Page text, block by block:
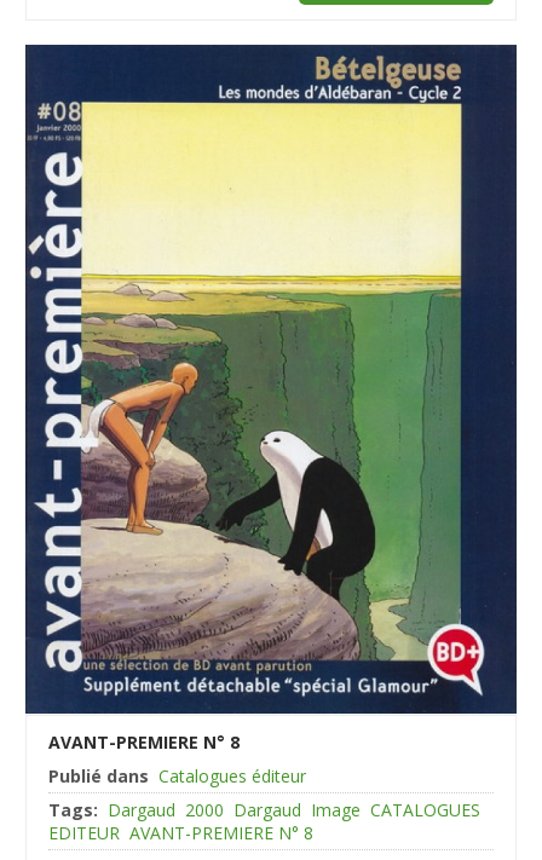
AVANT-PREMIERE N° 8
Publié dans Catalogues éditeur
Tags: Dargaud 2000 Dargaud Image CATALOGUES
EDITEUR AVANT-PREMIERE N° 8